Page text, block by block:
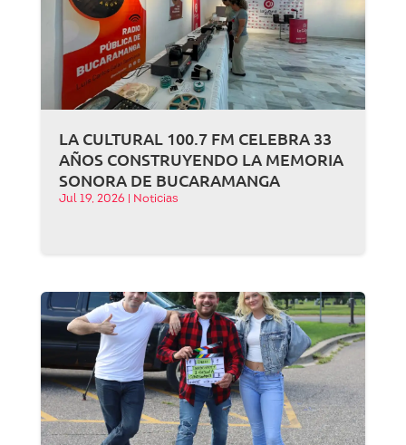
LA CULTURAL 100.7 FM CELEBRA 33
AÑOS CONSTRUYENDO LA MEMORIA
SONORA DE BUCARAMANGA
Jul 19, 2026 Noticias